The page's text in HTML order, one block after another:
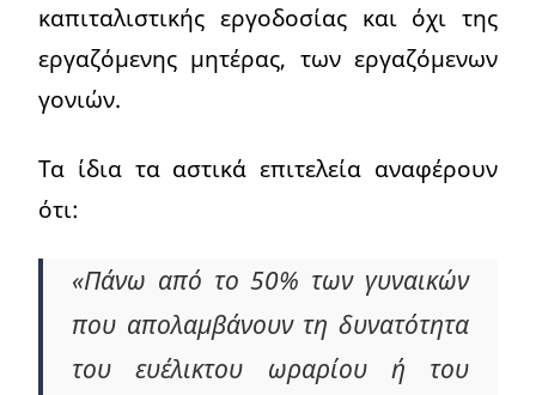
καπιταλιστικής εργοδοσίας και όχι της
εργαζόμενης μητέρας, των εργαζόμενων
γονιών.
Τα ίδια τα αστικά επιτελεία αναφέρουν
ότι:
«Πάνω από το 50% των γυναικών
που απολαμβάνουν τη δυνατότητα
του ευέλικτου ωραρίου ή του